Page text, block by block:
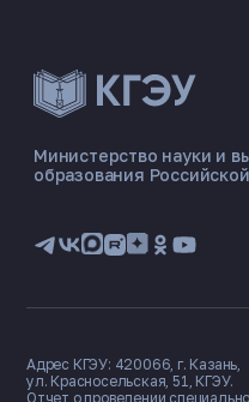
🏠 Общежитие
Министерство науки и
образования
Адрес КГЭУ: 420066, г. Казань,
ул. Красносельская, 51, КГЭУ.
Отчет о проведении